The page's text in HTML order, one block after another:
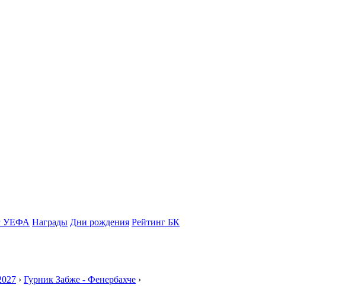
УЕФА Награды Дни рождения Рейтинг БК
› Гурник Забже - Фенербахче ›